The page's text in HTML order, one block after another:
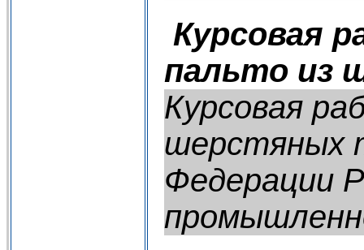
Курсовая
пальто из
Курсовая
шерстяных
Федерации